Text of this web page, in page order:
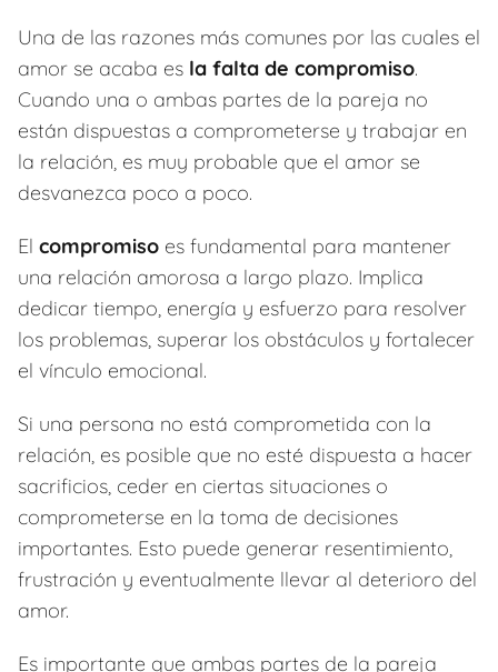
Una de las razones más comunes por las cuales el
amor se acaba es la falta de compromiso.
Cuando una o ambas partes de la pareja no
están dispuestas a comprometerse y trabajar en
la relación, es muy probable que el amor se
desvanezca poco a poco.
El compromiso es fundamental para mantener
una relación amorosa a largo plazo. Implica
dedicar tiempo, energía y esfuerzo para resolver
los problemas, superar los obstáculos y fortalecer
el vínculo emocional.
Si una persona no está comprometida con la
relación, es posible que no esté dispuesta a hacer
sacrificios, ceder en ciertas situaciones o
comprometerse en la toma de decisiones
importantes. Esto puede generar resentimiento,
frustración y eventualmente llevar al deterioro del
amor.
Es importante que ambas partes de la pareja